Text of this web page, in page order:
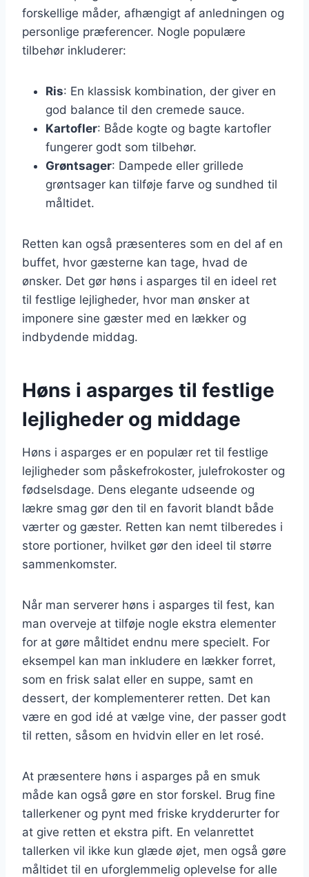
forskellige måder, afhængigt af anledningen og
personlige præferencer. Nogle populære
tilbehør inkluderer:
Ris: En klassisk kombination, der giver en
god balance til den cremede sauce.
Kartofler: Både kogte og bagte kartofler
fungerer godt som tilbehør.
Grøntsager: Dampede eller grillede
grøntsager kan tilføje farve og sundhed til
måltidet.
Retten kan også præsenteres som en del af en
buffet, hvor gæsterne kan tage, hvad de
ønsker. Det gør høns i asparges til en ideel ret
til festlige lejligheder, hvor man ønsker at
imponere sine gæster med en lækker og
indbydende middag.
Høns i asparges til festlige
lejligheder og middage
Høns i asparges er en populær ret til festlige
lejligheder som påskefrokoster, julefrokoster og
fødselsdage. Dens elegante udseende og
lækre smag gør den til en favorit blandt både
værter og gæster. Retten kan nemt tilberedes i
store portioner, hvilket gør den ideel til større
sammenkomster.
Når man serverer høns i asparges til fest, kan
man overveje at tilføje nogle ekstra elementer
for at gøre måltidet endnu mere specielt. For
eksempel kan man inkludere en lækker forret,
som en frisk salat eller en suppe, samt en
dessert, der komplementerer retten. Det kan
være en god idé at vælge vine, der passer godt
til retten, såsom en hvidvin eller en let rosé.
At præsentere høns i asparges på en smuk
måde kan også gøre en stor forskel. Brug fine
tallerkener og pynt med friske krydderurter for
at give retten et ekstra pift. En velanrettet
tallerken vil ikke kun glæde øjet, men også gøre
måltidet til en uforglemmelig oplevelse for alle